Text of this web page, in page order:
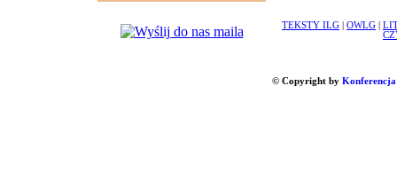
TEKSTY ILG OWLG
© Copyright by Konferencja